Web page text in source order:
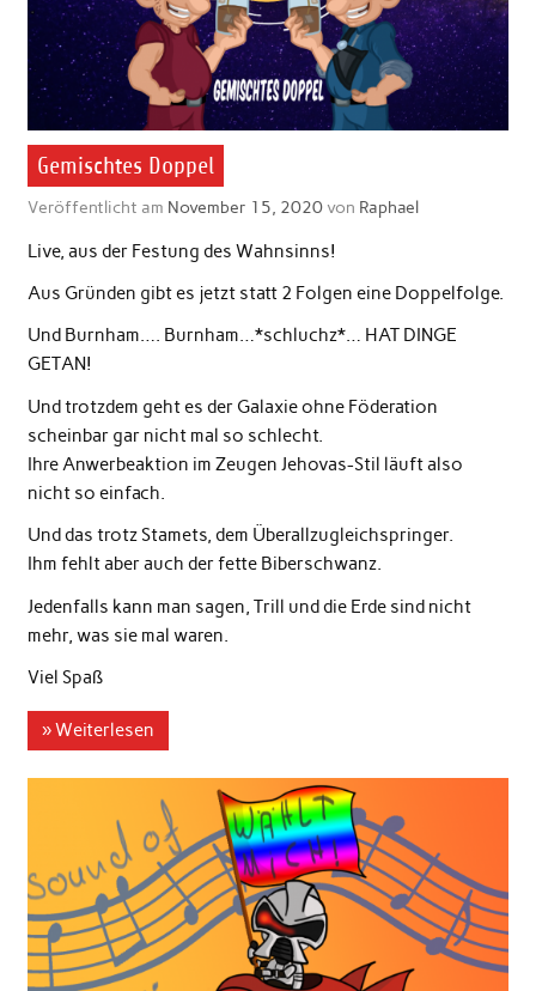
Gemischtes Doppel
Veröffentlicht am November 15, 2020von Raphael
Live, aus der Festung des Wahnsinns!
Aus Gründen gibt es jetzt statt 2 Folgen eine Doppelfolge.
Und Burnham…. Burnham…*schluchz*… HAT DINGE
GETAN!
Und trotzdem geht es der Galaxie ohne Föderation
scheinbar gar nicht mal so schlecht.
Ihre Anwerbeaktion im Zeugen Jehovas-Stil läuft also
nicht so einfach.
Und das trotz Stamets, dem Überallzugleichspringer.
Ihm fehlt aber auch der fette Biberschwanz.
Jedenfalls kann man sagen, Trill und die Erde sind nicht
mehr, was sie mal waren.
Viel Spaß
» Weiterlesen